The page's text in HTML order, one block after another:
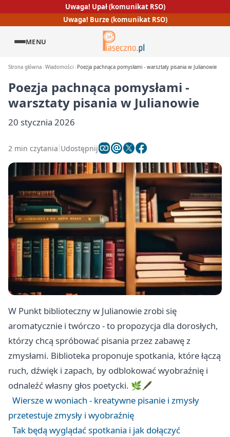
Uwaga! Upał (komunikat RSO)
Uwaga! Burze (komunikat RSO)
MENU
Strona główna Wiadomości Poezja pachnąca pomysłami - warsztaty pisania w Julianowie
Poezja pachnąca pomysłami -
warsztaty pisania w Julianowie
20 stycznia 2026
2 min czytania Udostępnij
W Punkt biblioteczny w Julianowie zrobi się
aromatycznie i twórczo - to propozycja dla dorosłych,
którzy chcą spróbować pisania przez zabawę z
zmysłami. Biblioteka proponuje spotkania, które łączą
ruch, dźwięk i zapach, by odblokować wyobraźnię i
odnaleźć własny głos poetycki. 🌿🖋️
Wiersze w woniach - kreatywne pisanie i zmysły
przetestuje zmysły i wyobraźnię
Tak będą wyglądać spotkania i jak dołączyć